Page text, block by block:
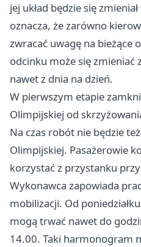
jej układ będzie się
oznacza, że zarówno
zwracać uwagę na bieżące
odcinku może się zmieniać
nawet z dnia na dzień.
W pierwszym etapie
Olimpijskiej od
Na czas robót nie będzie
Olimpijskiej. Pasażerowie
korzystać z przystanku
Wykonawca zapowiada
mobilizacji. Od
mogą trwać nawet do
14.00. Taki harmonogram